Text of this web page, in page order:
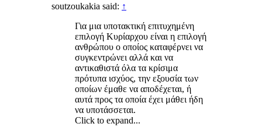
soutzoukakia said: ↑
Για μια υποτακτική επιτυχημένη
επιλογή Κυρίαρχου είναι η επιλογή
ανθρώπου ο οποίος καταφέρνει να
συγκεντρώνει αλλά και να
αντικαθιστά όλα τα κρίσιμα
πρότυπα ισχύος, την εξουσία των
οποίων έμαθε να αποδέχεται, ή
αυτά προς τα οποία έχει μάθει ήδη
να υποτάσσεται.
Click to expand...